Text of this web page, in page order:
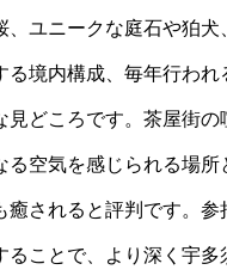
、ユニークな庭石や狛犬
る境内構成、毎年行われ
見どころです。茶屋街の
る空気を感じられる場所
癒されると評判です。参
ることで、より深く宇多